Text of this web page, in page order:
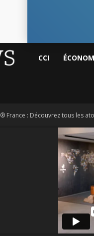
CCICCI
France : Découvrez tous les